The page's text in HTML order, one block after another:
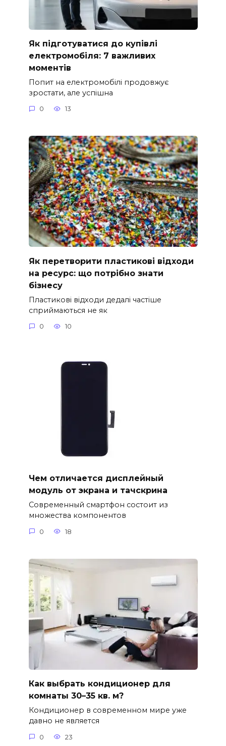
Як підготуватися до купівлі
електромобіля: 7 важливих
моментів
Попит на електромобілі продовжує
зростати, але успішна
0 13
Як перетворити пластикові відходи
на ресурс: що потрібно знати
бізнесу
Пластикові відходи дедалі частіше
сприймаються не як
0 10
Чем отличается дисплейный
модуль от экрана и тачскрина
Современный смартфон состоит из
множества компонентов
0 18
Как выбрать кондиционер для
комнаты 30–35 кв. м?
Кондиционер в современном мире уже
давно не является
0 23